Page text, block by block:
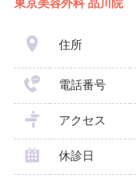
東京美容外科 品川院
住所
電話番号
アクセス
休診日